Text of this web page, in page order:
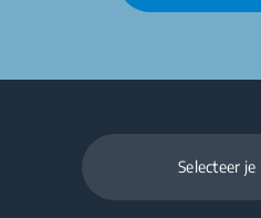
Selecteer je